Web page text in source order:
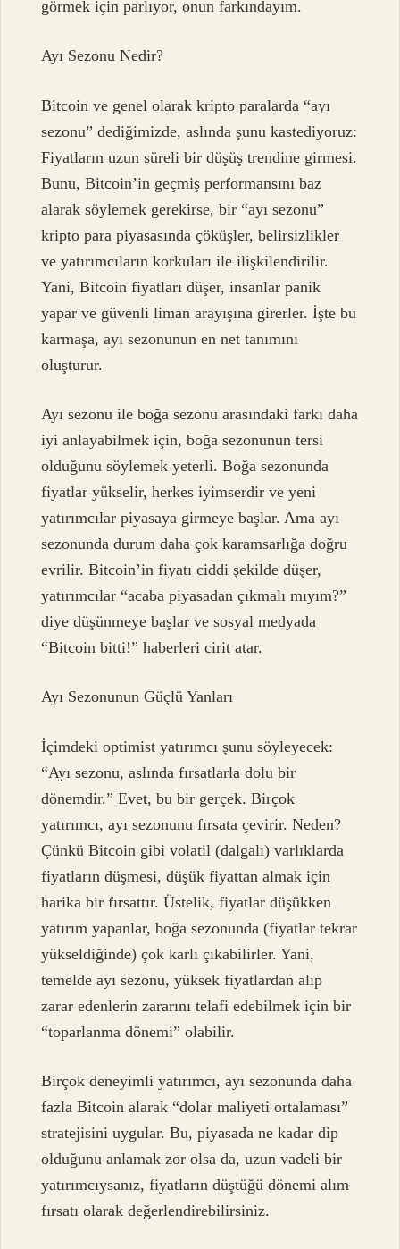
görmek için parlıyor, onun farkındayım.
Ayı Sezonu Nedir?
Bitcoin ve genel olarak kripto paralarda “ayı
sezonu” dediğimizde, aslında şunu kastediyoruz:
Fiyatların uzun süreli bir düşüş trendine girmesi.
Bunu, Bitcoin’in geçmiş performansını baz
alarak söylemek gerekirse, bir “ayı sezonu”
kripto para piyasasında çöküşler, belirsizlikler
ve yatırımcıların korkuları ile ilişkilendirilir.
Yani, Bitcoin fiyatları düşer, insanlar panik
yapar ve güvenli liman arayışına girerler. İşte bu
karmaşa, ayı sezonunun en net tanımını
oluşturur.
Ayı sezonu ile boğa sezonu arasındaki farkı daha
iyi anlayabilmek için, boğa sezonunun tersi
olduğunu söylemek yeterli. Boğa sezonunda
fiyatlar yükselir, herkes iyimserdir ve yeni
yatırımcılar piyasaya girmeye başlar. Ama ayı
sezonunda durum daha çok karamsarlığa doğru
evrilir. Bitcoin’in fiyatı ciddi şekilde düşer,
yatırımcılar “acaba piyasadan çıkmalı mıyım?”
diye düşünmeye başlar ve sosyal medyada
“Bitcoin bitti!” haberleri cirit atar.
Ayı Sezonunun Güçlü Yanları
İçimdeki optimist yatırımcı şunu söyleyecek:
“Ayı sezonu, aslında fırsatlarla dolu bir
dönemdir.” Evet, bu bir gerçek. Birçok
yatırımcı, ayı sezonunu fırsata çevirir. Neden?
Çünkü Bitcoin gibi volatil (dalgalı) varlıklarda
fiyatların düşmesi, düşük fiyattan almak için
harika bir fırsattır. Üstelik, fiyatlar düşükken
yatırım yapanlar, boğa sezonunda (fiyatlar tekrar
yükseldiğinde) çok karlı çıkabilirler. Yani,
temelde ayı sezonu, yüksek fiyatlardan alıp
zarar edenlerin zararını telafi edebilmek için bir
“toparlanma dönemi” olabilir.
Birçok deneyimli yatırımcı, ayı sezonunda daha
fazla Bitcoin alarak “dolar maliyeti ortalaması”
stratejisini uygular. Bu, piyasada ne kadar dip
olduğunu anlamak zor olsa da, uzun vadeli bir
yatırımcıysanız, fiyatların düştüğü dönemi alım
fırsatı olarak değerlendirebilirsiniz.